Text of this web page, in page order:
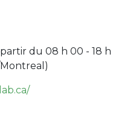
du 08 h 00 - 18 h
)